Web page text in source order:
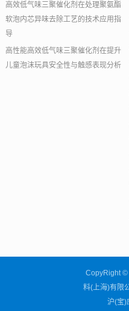
高效低气味三聚催化剂在处理聚氨酯
软泡内芯异味去除工艺的技术应用指
导
高性能高效低气味三聚催化剂在提升
儿童泡沫玩具安全性与触感表现分析
CopyRight ©
料(上海)有限
沪(宝)